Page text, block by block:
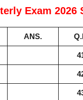
Exam
ANS.